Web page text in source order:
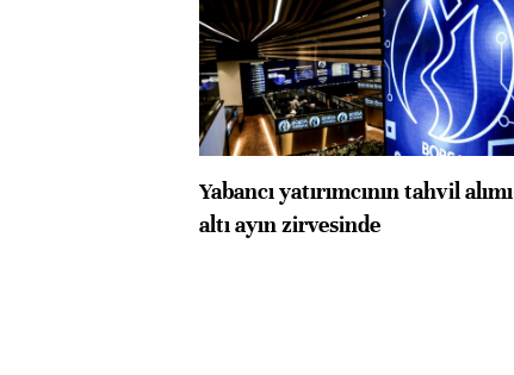
Yabancı yatırımcının tahvil alımı
altı ayın zirvesinde